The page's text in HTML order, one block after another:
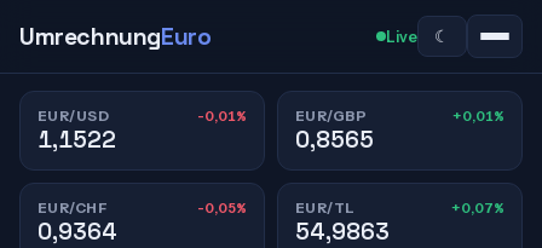
UmrechnungEuro Live ☾
EUR/USD -0,01%
1,1522
EUR/GBP +0,01%
0,8565
EUR/CHF -0,05%
0,9364
EUR/TL +0,07%
54,9863